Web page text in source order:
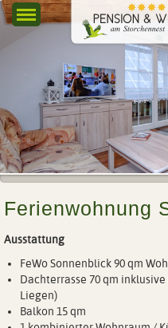
Menu
Ferienwohnung
Ausstattung
FeWo Sonnenblick 90 qm
Dachterrasse 70 qm
Liegen)
Balkon 15 qm